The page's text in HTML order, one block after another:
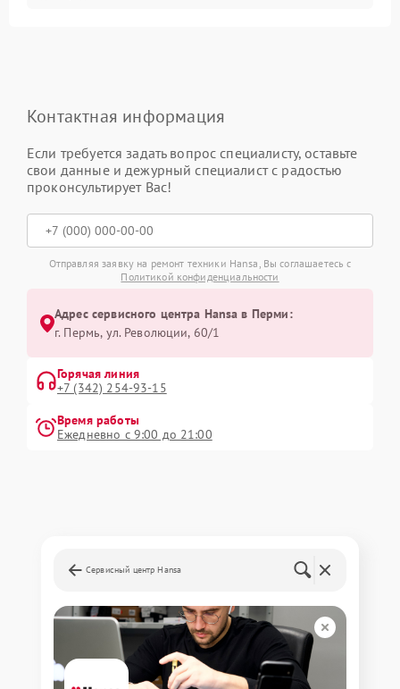
Контактная информация
Если требуется задать вопрос специалисту, оставьте
свои данные и дежурный специалист с радостью
проконсультирует Вас!
Отправляя заявку на ремонт техники Hansa, Вы соглашаетесь с
Политикой конфиденциальности
Адрес сервисного центра Hansa в Перми:
г. Пермь, ул. ​Революции, 60/1
Горячая линия
+7 (342) 254-93-15
Время работы
Ежедневно с 9:00 до 21:00
Сервисный центр Hansa